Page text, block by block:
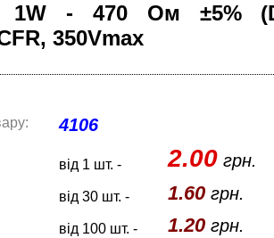
1W - 470 Ом ±5%
350Vmax
4106
від 1 шт. - 2.00грн.
від 30 шт. - 1.60грн.
від 100 шт. - 1.20грн.